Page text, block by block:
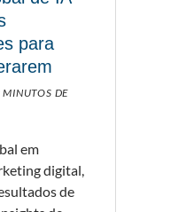
para
MINUTOS DE
em
digital,
de